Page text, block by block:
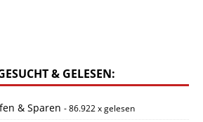
& GELESEN:
& Sparen - 86.922 x gelesen